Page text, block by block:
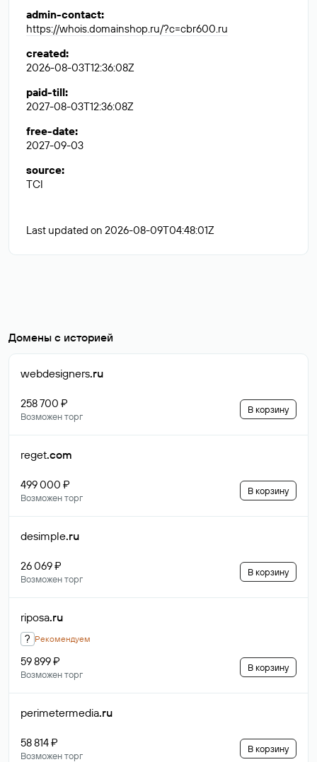
admin-contact:
https://whois.domainshop.ru/?c=cbr600.ru
created:
2026-08-03T12:36:08Z
paid-till:
2027-08-03T12:36:08Z
free-date:
2027-09-03
source:
TCI
Last updated on 2026-08-09T04:48:01Z
Домены с историей
webdesigners.ru
258 700 ₽
Возможен торг
В корзину
reget.com
499 000 ₽
Возможен торг
В корзину
desimple.ru
26 069 ₽
Возможен торг
В корзину
riposa.ru
? Рекомендуем
59 899 ₽
Возможен торг
В корзину
perimetermedia.ru
58 814 ₽
Возможен торг
В корзину